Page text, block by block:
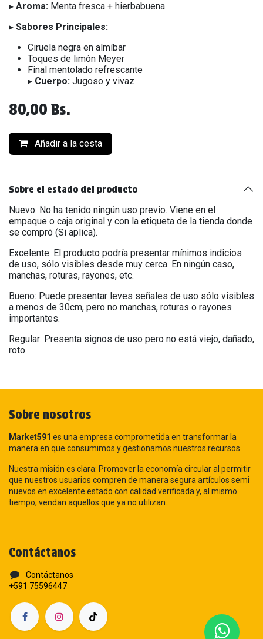
▸ Aroma: Menta fresca + hierbabuena
▸ Sabores Principales:
Ciruela negra en almíbar
Toques de limón Meyer
Final mentolado refrescante
▸ Cuerpo: Jugoso y vivaz
80,00 Bs.
Añadir a la cesta
Sobre el estado del producto
Nuevo: No ha tenido ningún uso previo. Viene en el
empaque o caja original y con la etiqueta de la tienda donde
se compró (Si aplica).
Excelente: El producto podría presentar mínimos indicios
de uso, sólo visibles desde muy cerca. En ningún caso,
manchas, roturas, rayones, etc.
Bueno: Puede presentar leves señales de uso sólo visibles
a menos de 30cm, pero no manchas, roturas o rayones
importantes.
Regular: Presenta signos de uso pero no está viejo, dañado,
roto.
Sobre nosotros
Market591 es una empresa comprometida en transformar la
manera en que consumimos y gestionamos nuestros recursos.
Nuestra misión es clara: Promover la economía circular al permitir
que nuestros usuarios compren de manera segura artículos semi
nuevos en excelente estado con calidad verificada y, al mismo
tiempo, vendan aquellos que ya no utilizan.
Contáctanos
Contáctanos
+591 75596447